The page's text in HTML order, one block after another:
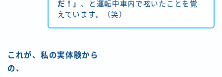
だ！」 、と運転中車内で呟いたことを覚
えています。（笑）
これが、私の実体験から
の、